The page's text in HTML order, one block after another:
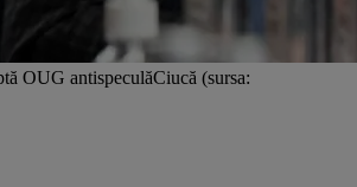
OUG antispeculăCiucă (sursa: